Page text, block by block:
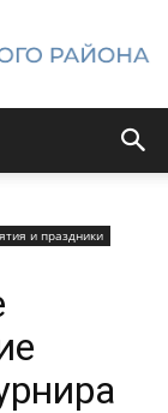
и праздники